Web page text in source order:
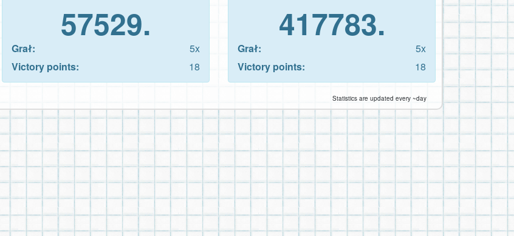
57529.
Grał:
5x
Victory points:
18
417783.
Grał:
5x
Victory points:
18
Statistics are updated every ~day